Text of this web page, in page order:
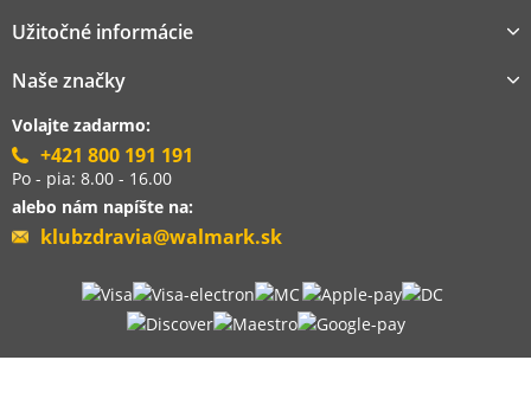
Užitočné informácie
Naše značky
Volajte zadarmo:
+421 800 191 191
Po - pia: 8.00 - 16.00
alebo nám napíšte na:
klubzdravia@walmark.sk